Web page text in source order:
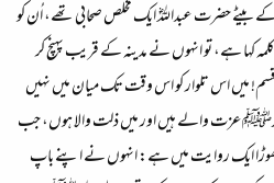
حضرت عبداللہؓ ایک مخلص صحابی تھے، اُن کو
کہا ہے، تو انہوں نے مدینہ کے قریب پہنچ کر
قسم! میں اس تلوار کو اس وقت تک میان میں نہیں
عزت والے ہیں اور میں ذلت والا ہوں، جب
ایک روایت میں ہے: انہوں نے اپنے باپ